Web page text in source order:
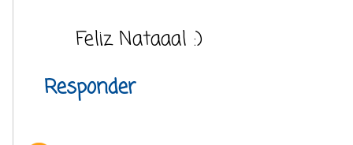
Feliz Nataaal :)
Responder